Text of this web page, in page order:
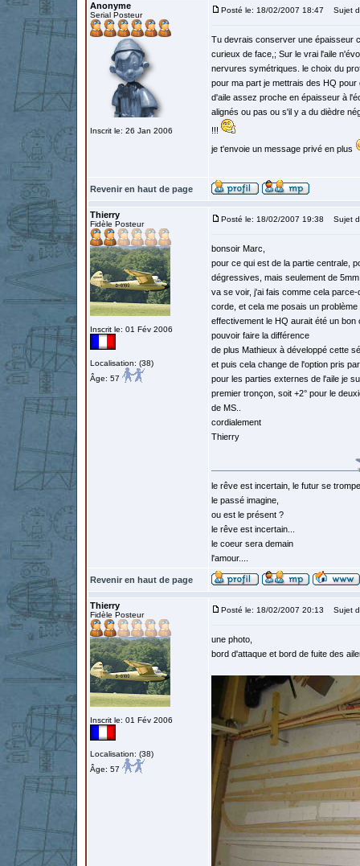
Anonyme
Serial Posteur
Inscrit le: 26 Jan 2006
Posté le: 18/02/2007 18:47 Sujet
Tu devrais conserver une épaisseur
curieux de face,; Sur le vrai l'aile
nervures symétriques. le choix du
pour ma part je mettrais des HQ
d'aile assez proche en épaisseur à
alignés ou pas ou s'il y a du dièdre
!!!
je t'envoie un message privé en plus
Revenir en haut de page
Thierry
Fidèle Posteur
Inscrit le: 01 Fév 2006
Localisation: (38)
Âge: 57
Posté le: 18/02/2007 19:38 Sujet
bonsoir Marc,
pour ce qui est de la partie centrale,
dégressives, mais seulement de
va se voir, j'ai fais comme cela
corde, et cela me posais un
effectivement le HQ aurait été un
pouvoir faire la différence
de plus Mathieux à développé cette
et puis cela change de l'option pris
pour les parties externes de l'aile je
premier tronçon, soit +2° pour le
de MS..
cordialement
Thierry
le rêve est incertain, le futur se trompe
le passé imagine,
ou est le présent ?
le rêve est incertain...
le coeur sera demain
l'amour....
Revenir en haut de page
Thierry
Fidèle Posteur
Inscrit le: 01 Fév 2006
Localisation: (38)
Âge: 57
Posté le: 18/02/2007 20:13 Sujet
une photo,
bord d'attaque et bord de fuite des